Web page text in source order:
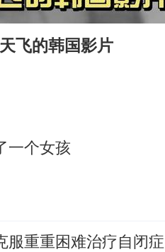
30万元
坏”不实
飞的韩国影片
一个女孩
服重重困难治疗自闭症